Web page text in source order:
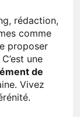
rédaction,
comme
proposer
une
de
Vivez